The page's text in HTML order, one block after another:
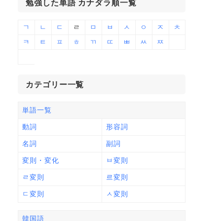
勉強した単語 カナダラ順一覧
ㄱ ㄴ ㄷ ㄹ ㅁ ㅂ ㅅ ㅇ ㅈ
ㅊ
ㅋ
ㅌ ㅍ ㅎ ㄲ ㄸ ㅃ ㅆ ㅉ
カテゴリー一覧
単語一覧
動詞 形容詞
名詞 副詞
変則・変化 ㅂ変則
ㄹ変則 르変則
ㄷ変則 ㅅ変則
韓国語